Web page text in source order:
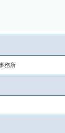
務所